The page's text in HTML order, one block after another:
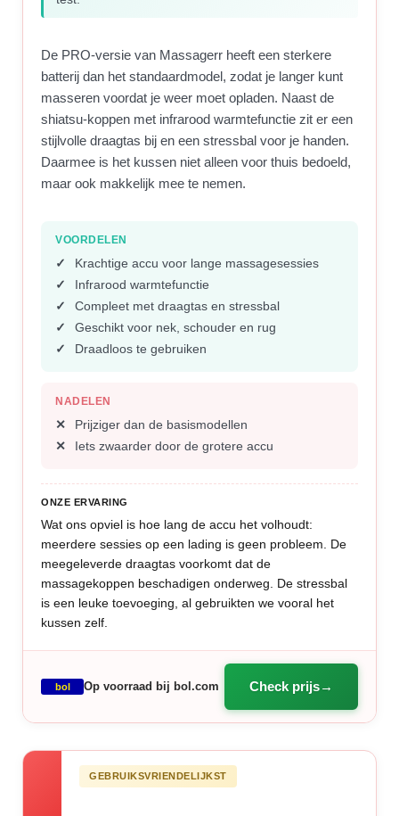
De PRO-versie van Massagerr heeft een sterkere
batterij dan het standaardmodel, zodat je langer kunt
masseren voordat je weer moet opladen. Naast de
shiatsu-koppen met infrarood warmtefunctie zit er een
stijlvolle draagtas bij en een stressbal voor je handen.
Daarmee is het kussen niet alleen voor thuis bedoeld,
maar ook makkelijk mee te nemen.
VOORDELEN
Krachtige accu voor lange massagesessies
Infrarood warmtefunctie
Compleet met draagtas en stressbal
Geschikt voor nek, schouder en rug
Draadloos te gebruiken
NADELEN
Prijziger dan de basismodellen
Iets zwaarder door de grotere accu
ONZE ERVARING
Wat ons opviel is hoe lang de accu het volhoudt:
meerdere sessies op een lading is geen probleem. De
meegeleverde draagtas voorkomt dat de
massagekoppen beschadigen onderweg. De stressbal
is een leuke toevoeging, al gebruikten we vooral het
kussen zelf.
bol Op voorraad bij bol.com Check prijs
GEBRUIKSVRIENDELIJKST